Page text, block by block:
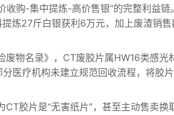
收购-集中提炼-高价售银”的完整利益
炼27斤白银获利6万元，加上废渣销
废物名录》，CT废胶片属HW16类感光
医疗机构未建立规范回收流程，将胶
CT胶片是“无害纸片”，甚至主动售卖换